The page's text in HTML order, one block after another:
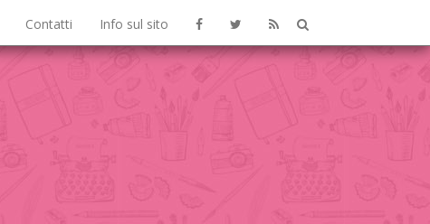
Contatti Info sul sito